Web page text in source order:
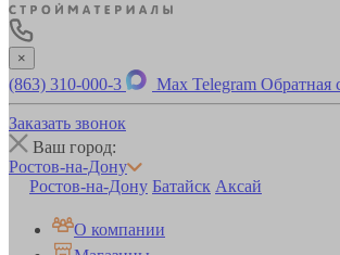
×
(863) 310-000-3 Max Telegram Обратная
Заказать звонок
Ваш город:
Ростов-на-Дону
Ростов-на-Дону Батайск Аксай
О компании